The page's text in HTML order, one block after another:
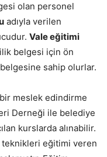
olan personel
adıyla verilen
Vale eğitimi
belgesi için ön
sahip olurlar.
meslek edindirme
Derneği ile belediye
kurslarda alınabilir.
eğitimi veren